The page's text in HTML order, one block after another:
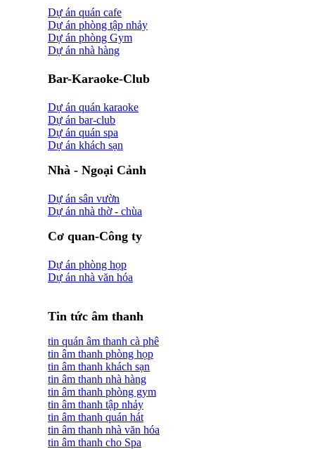
Dự án quán cafe
Dự án phòng tập nhảy
Dự án phòng Gym
Dự án nhà hàng
Bar-Karaoke-Club
Dự án quán karaoke
Dự án bar-club
Dự án quán spa
Dự án khách sạn
Nhà - Ngoại Cảnh
Dự án sân vườn
Dự án nhà thờ - chùa
Cơ quan-Công ty
Dự án phòng họp
Dự án nhà văn hóa
Tin tức âm thanh
tin quán âm thanh cà phê
tin âm thanh phòng họp
tin âm thanh khách sạn
tin âm thanh nhà hàng
tin âm thanh phòng gym
tin âm thanh tập nhảy
tin âm thanh quán hát
tin âm thanh nhà văn hóa
tin âm thanh cho Spa